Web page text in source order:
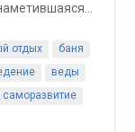
отдых
баня
веды
саморазвитие